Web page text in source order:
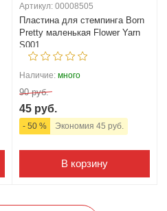
Артикул: 00008505
Пластина для стемпинга Born
Pretty маленькая Flower Yarn
S001
Наличие: много
90 руб.
45 руб.
- 50 % Экономия 45 руб.
В корзину